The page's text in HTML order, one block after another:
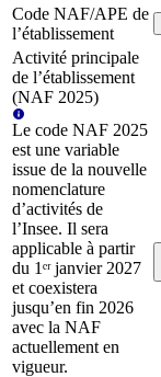
Code NAF/APE de
l’établissement
Activité principale
de l’établissement
(NAF 2025)
Le code NAF 2025
est une variable
issue de la nouvelle
nomenclature
d’activités de
l’Insee. Il sera
applicable à partir
du 1ᵉʳ janvier 2027
et coexistera
jusqu’en fin 2026
avec la NAF
actuellement en
vigueur.